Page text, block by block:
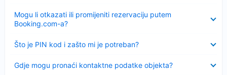
Mogu li otkazati ili promijeniti rezervaciju putem
Booking.com-a?
Što je PIN kod i zašto mi je potreban?
Sažeto
Gdje mogu pronaći kontaktne podatke objekta?